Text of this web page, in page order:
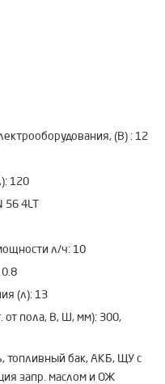
(В) : 12
120
56 4LT
л/ч: 10
0.8
(л): 13
от пола, В, Ш, мм): 300,
топливный бак, АКБ, ЩУ с
запр. маслом и ОЖ